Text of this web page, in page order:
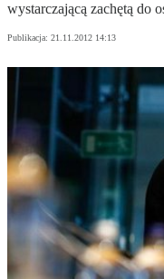
wystarczającą zachętą do
Publikacja: 21.11.2012 14:13